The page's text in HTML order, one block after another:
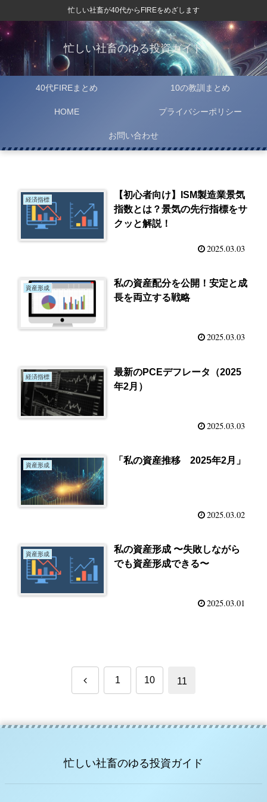
忙しい社畜が40代からFIREをめざします
忙しい社畜のゆる投資ガイド
40代FIREまとめ 10の教訓まとめ
HOME プライバシーポリシー
お問い合わせ
経済指標
【初心者向け】ISM製造業景気
指数とは？景気の先行指標をサ
クッと解説！
2025.03.03
資産形成
私の資産配分を公開！安定と成
長を両立する戦略
2025.03.03
経済指標
最新のPCEデフレータ（2025
年2月）
2025.03.03
資産形成 「私の資産推移 2025年2月」
2025.03.02
資産形成
私の資産形成 〜失敗しながら
でも資産形成できる〜
2025.03.01
前 1 10 11
忙しい社畜のゆる投資ガイド